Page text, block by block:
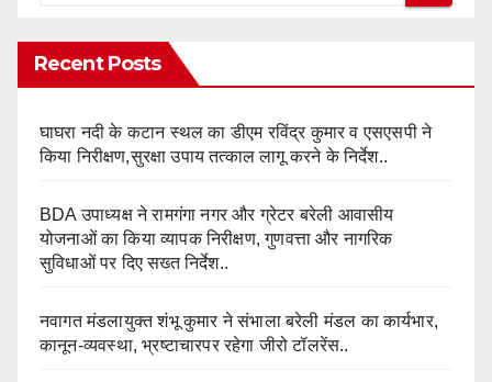
Recent Posts
घाघरा नदी के कटान स्थल का डीएम रविंद्र कुमार व एसएसपी ने
किया निरीक्षण,सुरक्षा उपाय तत्काल लागू करने के निर्देश..
BDA उपाध्यक्ष ने रामगंगा नगर और ग्रेटर बरेली आवासीय
योजनाओं का किया व्यापक निरीक्षण, गुणवत्ता और नागरिक
सुविधाओं पर दिए सख्त निर्देश..
नवागत मंडलायुक्त शंभू कुमार ने संभाला बरेली मंडल का कार्यभार,
कानून-व्यवस्था, भ्रष्टाचारपर रहेगा जीरो टॉलरेंस..